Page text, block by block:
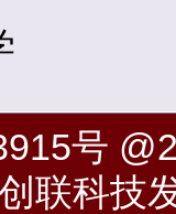
号
联科技